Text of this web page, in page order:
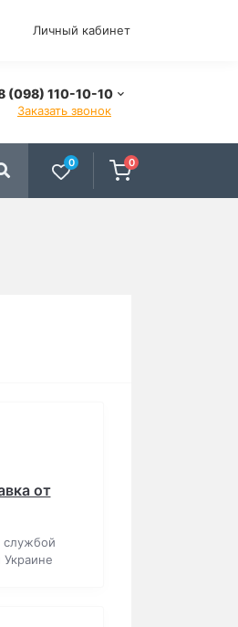
Личный кабинет
(098) 110-10-10
Заказать звонок
0 0
от
службой